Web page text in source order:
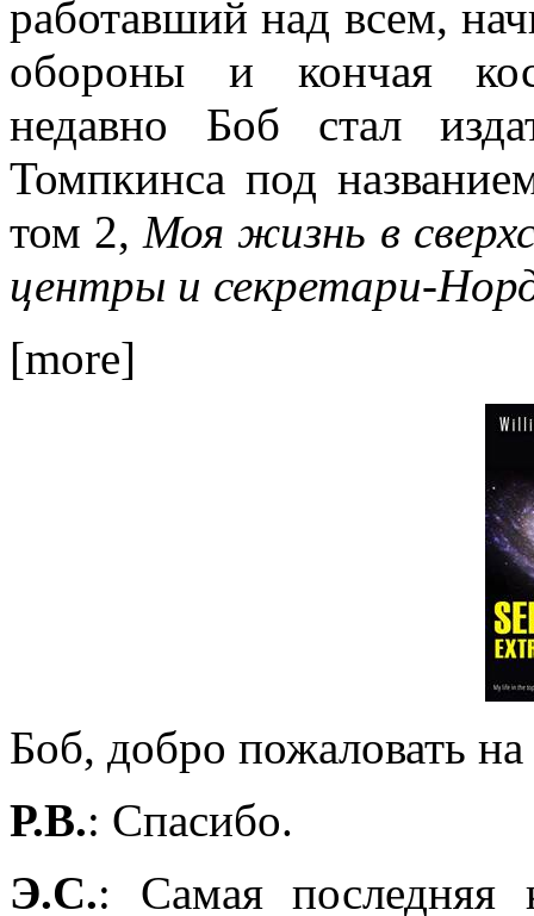
работавший над всем,
обороны и кончая
недавно Боб стал
Томпкинса под
том 2,Моя жизнь в
центры и секретари-
[more]
Боб, добро пожаловать
Р.В.: Спасибо.
Э.С.: Самая последняя